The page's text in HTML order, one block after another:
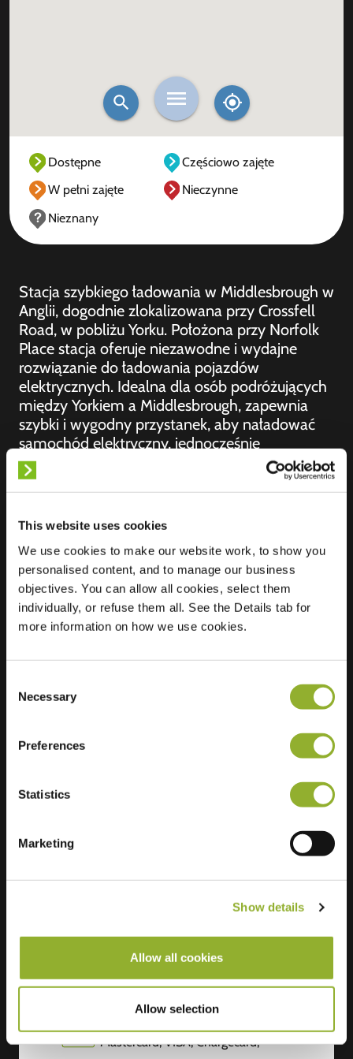
This website uses cookies
We use cookies to make our website work, to show you
personalised content, and to manage our business
objectives. You can allow all cookies, select them
individually, or refuse them all. See the Details tab for
more information on how we use cookies.
Selection
Necessary
Preferences
Statistics
Marketing
Show details
Allow all cookies
Allow selection
Dostępne
Częściowo zajęte
W pełni zajęte
Nieczynne
Nieznany
Stacja szybkiego ładowania w Middlesbrough w
Anglii, dogodnie zlokalizowana przy Crossfell
Road, w pobliżu Yorku. Położona przy Norfolk
Place stacja oferuje niezawodne i wydajne
rozwiązanie do ładowania pojazdów
elektrycznych. Idealna dla osób podróżujących
między Yorkiem a Middlesbrough, zapewnia
szybki i wygodny przystanek, aby naładować
samochód elektryczny, jednocześnie
korzystając z pobliskich udogodnień.
Lokalizacja
5 Norfolk Place,
Berwick Hills
TS3 7AS
Middlesbrough
Wielka Brytania
Ultra-Fast
3 of 4 available
Dodatkowe informacje
Mastercard, VISA, Chargecard,